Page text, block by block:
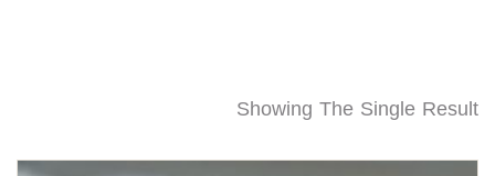
Showing The Single Result